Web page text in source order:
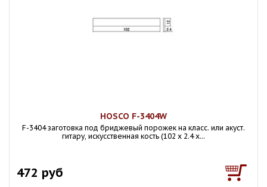
HOSCO F-3404W
F-3404 заготовка под бриджевый порожек на класс. или акуст.
гитару, искусственная кость (102 х 2.4 х...
472 руб